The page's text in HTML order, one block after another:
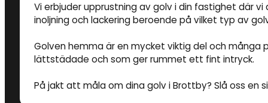
Vi erbjuder upprustning av golv i din fastighet där vi
inoljning och lackering beroende på vilket typ av
Golven hemma är en mycket viktig del och många
lättstädade och som ger rummet ett fint intryck.
På jakt att måla om dina golv i Brottby? Slå oss en